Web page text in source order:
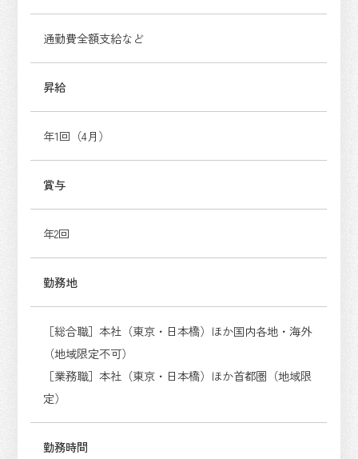
通勤費全額支給など
昇給
年1回（4月）
賞与
年2回
勤務地
［総合職］本社（東京・日本橋）ほか国内各地・海外
（地域限定不可）
［業務職］本社（東京・日本橋）ほか首都圏（地域限
定）
勤務時間